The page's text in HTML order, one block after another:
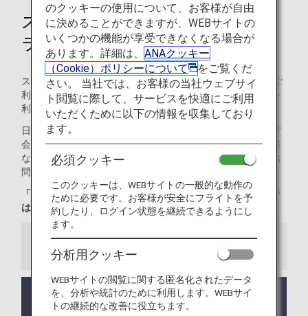
ストックホルム・アーランダ空港
ラウンジ
ストックホルム・アーランダ空港では、Aspireラウンジ
をご
利用いただけます。本ページはANAグループ運航便国際線を
利用される際のラウンジ入室基準を記載しております。
日本国外の空港にて、ANAグループ運航便国際線から他航空
会社国内線にお乗り継ぎの場合には、ラウンジ入室基準が異
なる場合がございます。入室基準に関しては各運航会社にお
問い合わせください。
「ANA SUITE LOUNGE」ご利用券は、こちらのラウンジで
はご利用いただけません。
お知らせ
ラウンジ所有者がANAではない空港においては事前
告知なくサービス、営業時間が変更する可能性があ
のクッキーの使用について、お客様が自由
に決めることができますが、WEBサイトの
いくつかの機能が享受できなくなる場合が
あります。詳細は、 ANAクッキー
（Cookie）ポリシーについて
をご覧くだ
さい。 当社では、お客様の当社ウェブサイ
ト閲覧に際して、サービスを快適にご利用
いただくために以下の情報を収集しており
ます。
必須クッキー
このクッキーは、WEBサイトの一般的な動作の
ために必要です。お客様が安全にフライトを予
約したり、ログイン状態を継続できるようにし
ます。
分析用クッキー
WEBサイトの閲覧に関する匿名化されたデータ
を、分析や統計のために利用します。WEBサイ
トの継続的な改善に役立ちます。